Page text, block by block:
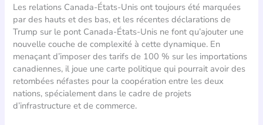
Les relations Canada-États-Unis ont toujours été marquées
par des hauts et des bas, et les récentes déclarations de
Trump sur le pont Canada-États-Unis ne font qu’ajouter une
nouvelle couche de complexité à cette dynamique. En
menaçant d’imposer des tarifs de 100 % sur les importations
canadiennes, il joue une carte politique qui pourrait avoir des
retombées néfastes pour la coopération entre les deux
nations, spécialement dans le cadre de projets
d’infrastructure et de commerce.